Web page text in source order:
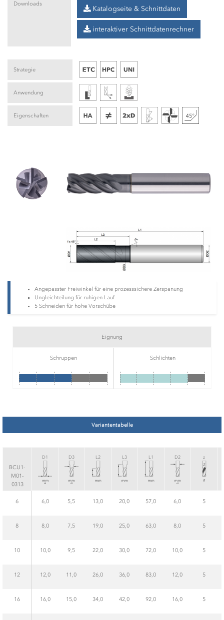
Downloads
Katalogseite & Schnittdaten
interaktiver Schnittdatenrechner
Strategie
Anwendung
Eigenschaften
Angepasster Freiwinkel für eine prozesssichere Zerspanung
Ungleichteilung für ruhigen Lauf
5 Schneiden für hohe Vorschübe
Eignung
Schruppen Schlichten
Variantentabelle
BCU1-
M01-
0313
D1 D3 L2 L3 L1 D2 z
6 6,0 5,5 13,0 20,0 57,0 6,0 5
8 8,0 7,5 19,0 25,0 63,0 8,0 5
10 10,0 9,5 22,0 30,0 72,0 10,0 5
12 12,0 11,0 26,0 36,0 83,0 12,0 5
16 16,0 15,0 34,0 42,0 92,0 16,0 5